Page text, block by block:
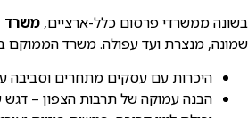
בשונה ממשרדי פרסום כלל-ארציים, משרד
שמונה, מנצרת ועד עפולה. משרד הממוקם
היכרות עם עסקים מתחרים וסביבה
הבנה עמוקה של תרבות הצפון – דגש